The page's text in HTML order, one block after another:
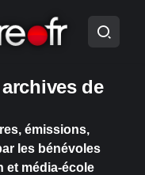
de
émissions,
les bénévoles
et média-école